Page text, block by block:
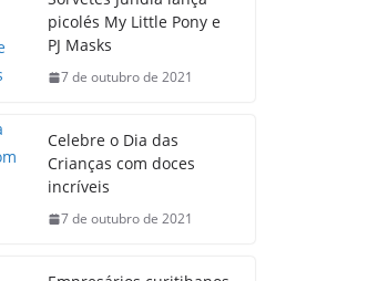
picolés My Little Pony e
PJ Masks
7 de outubro de 2021
Celebre o Dia das
Crianças com doces
incríveis
7 de outubro de 2021